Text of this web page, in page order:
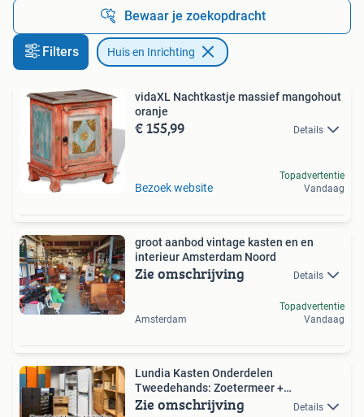
Bewaar je zoekopdracht
Filters Huis en Inrichting
vidaXL Nachtkastje massief mangohout
oranje
€ 155,99 Details
Bezoek website
Topadvertentie
Vandaag
groot aanbod vintage kasten en en
interieur Amsterdam Noord
Zie omschrijving Details
Amsterdam
Topadvertentie
Vandaag
Lundia Kasten Onderdelen
Tweedehands: Zoetermeer +
Amsterdam
Zie omschrijving Details